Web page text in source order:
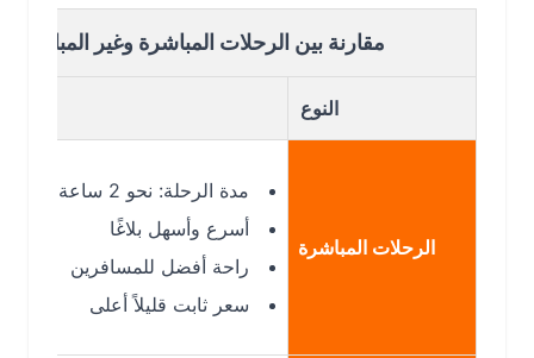
مقارنة بين الرحلات المباشرة وغير المباشرة من
الرحلات المباشرة
مدة الرحلة: نحو 2 ساعة و20 دقيقة
أسرع وأسهل بلاغًا
راحة أفضل للمسافرين
سعر ثابت قليلاً أعلى